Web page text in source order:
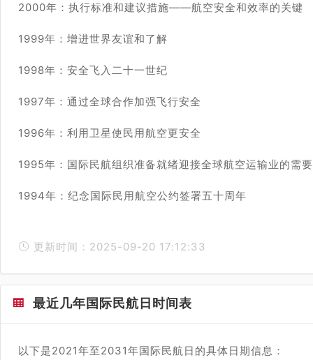
2000年：执行标准和建议措施——航空安全和效率的关键
1999年：增进世界友谊和了解
1998年：安全飞入二十一世纪
1997年：通过全球合作加强飞行安全
1996年：利用卫星使民用航空更安全
1995年：国际民航组织准备就绪迎接全球航空运输业的需要
1994年：纪念国际民用航空公约签署五十周年
更新时间：2025-09-20 17:12:33
最近几年国际民航日时间表
以下是2021年至2031年国际民航日的具体日期信息：